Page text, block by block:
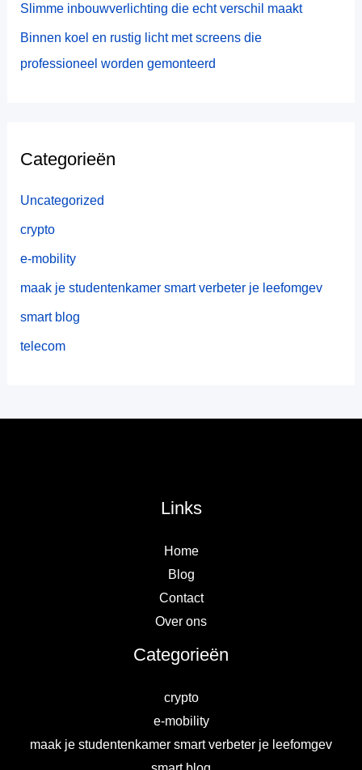
Slimme inbouwverlichting die echt verschil maakt
Binnen koel en rustig licht met screens die
professioneel worden gemonteerd
Categorieën
Uncategorized
crypto
e-mobility
maak je studentenkamer smart verbeter je leefomgev
smart blog
telecom
Links
Home
Blog
Contact
Over ons
Categorieën
crypto
e-mobility
maak je studentenkamer smart verbeter je leefomgev